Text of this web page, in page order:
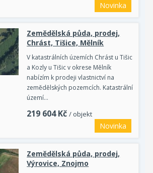
Novinka
Zemědělská půda, prodej,
Chrást, Tišice, Mělník
V katastrálních územích Chrást u Tišic
a Kozly u Tišic v okrese Mělník
nabízím k prodeji vlastnictví na
zemědělských pozemcích. Katastrální
území…
219 604Kč / objekt
Novinka
Zemědělská půda, prodej,
Výrovice, Znojmo